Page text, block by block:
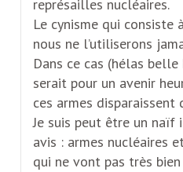
représailles nucléaires.
Le cynisme qui consiste
nous ne l’utiliserons
Dans ce cas (hélas
serait pour un avenir
ces armes
Je suis peut être un naïf
avis : armes nucléaires
qui ne vont pas très